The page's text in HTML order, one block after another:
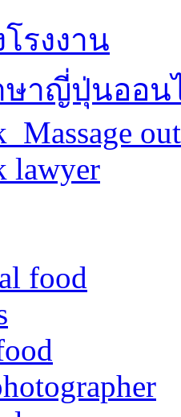
รงงาน
ษาญี่ปุ่นออน
Massage
lawyer
food